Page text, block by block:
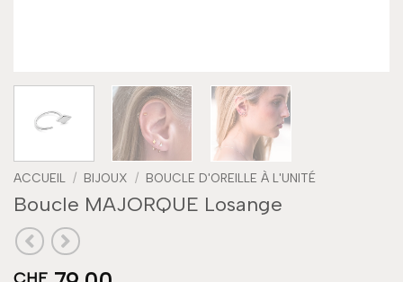
ACCUEIL / BIJOUX / BOUCLE D'OREILLE À L'UNITÉ
Boucle MAJORQUE Losange
CHF